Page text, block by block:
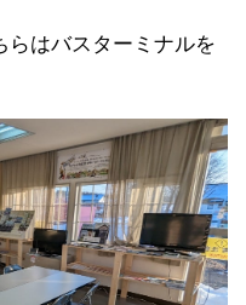
らはバスターミナルを